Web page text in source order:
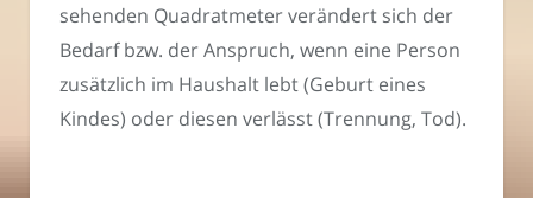
sehenden Quadratmeter verändert sich der
Bedarf bzw. der Anspruch, wenn eine Person
zusätzlich im Haushalt lebt (Geburt eines
Kindes) oder diesen verlässt (Trennung, Tod).